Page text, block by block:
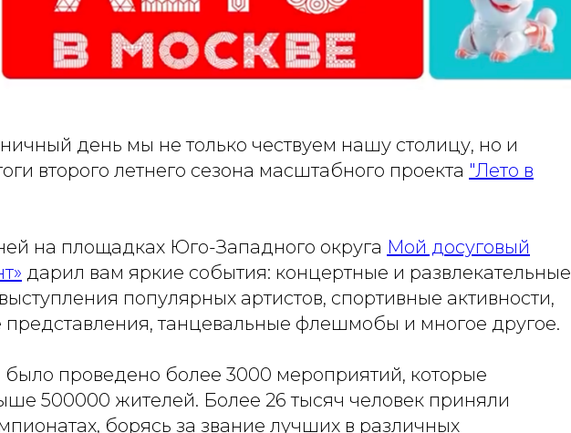
день мы не только чествуем нашу столицу, но и
второго летнего сезона масштабного проекта "Лето в
на площадках Юго-Западного округа Мой досуговый
дарил вам яркие события: концертные и развлекательные
популярных артистов, спортивные активности,
представления, танцевальные флешмобы и многое другое.
было проведено более 3000 мероприятий, которые
500000 жителей. Более 26 тысяч человек приняли
борясь за звание лучших в различных